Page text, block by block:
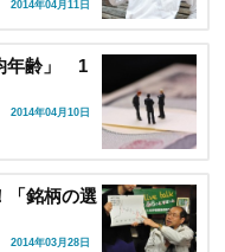
2014年04月11日
年齢」 1
2014年04月10日
「銘柄の選
2014年03月28日